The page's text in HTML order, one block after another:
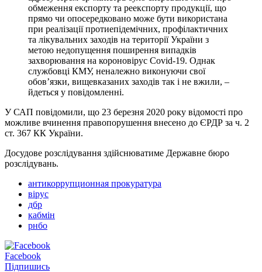
обмеження експорту та реекспорту продукції, що
прямо чи опосередковано може бути використана
при реалізації протиепідемічних, профілактичних
та лікувальних заходів на території України з
метою недопущення поширення випадків
захворювання на короновірус Covid-19. Однак
службовці КМУ, неналежно виконуючи свої
обов’язки, вищевказаних заходів так і не вжили, –
йдеться у повідомленні.
У САП повідомили, що 23 березня 2020 року відомості про
можливе вчинення правопорушення внесено до ЄРДР за ч. 2
ст. 367 КК України.
Досудове розслідування здійснюватиме Державне бюро
розслідувань.
антикоррупционная прокуратура
вірус
дбр
кабмін
рнбо
Facebook
Підпишись